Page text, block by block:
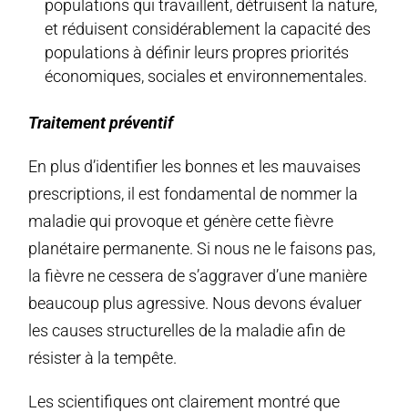
populations qui travaillent, détruisent la nature,
et réduisent considérablement la capacité des
populations à définir leurs propres priorités
économiques, sociales et environnementales.
Traitement préventif
En plus d’identifier les bonnes et les mauvaises
prescriptions, il est fondamental de nommer la
maladie qui provoque et génère cette fièvre
planétaire permanente. Si nous ne le faisons pas,
la fièvre ne cessera de s’aggraver d’une manière
beaucoup plus agressive. Nous devons évaluer
les causes structurelles de la maladie afin de
résister à la tempête.
Les scientifiques ont clairement montré que